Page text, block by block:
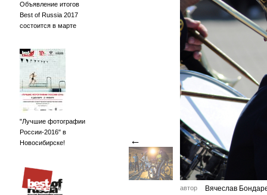
Объявление итогов
Best of Russia 2017
состоится в марте
"Лучшие фотографии
России-2016" в
Новосибирске!
←
автор Вячеслав